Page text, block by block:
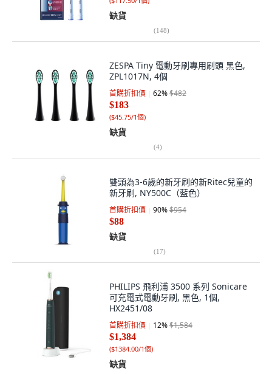
缺貨
(148)
ZESPA Tiny 電動牙刷專用刷頭 黑色,
ZPL1017N, 4個
首購折扣價 62%$482
$183
($45.75/1個)
缺貨
(4)
雙頭為3-6歲的新牙刷的新Ritec兒童的
新牙刷, NY500C（藍色）
首購折扣價 90%$954
$88
缺貨
(17)
PHILIPS 飛利浦 3500 系列 Sonicare
可充電式電動牙刷, 黑色, 1個,
HX2451/08
首購折扣價 12%$1,584
$1,384
($1384.00/1個)
缺貨